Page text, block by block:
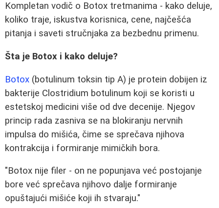
Kompletan vodič o Botox tretmanima - kako deluje,
koliko traje, iskustva korisnica, cene, najčešća
pitanja i saveti stručnjaka za bezbednu primenu.
Šta je Botox i kako deluje?
Botox (botulinum toksin tip A) je protein dobijen iz
bakterije Clostridium botulinum koji se koristi u
estetskoj medicini više od dve decenije. Njegov
princip rada zasniva se na blokiranju nervnih
impulsa do mišića, čime se sprečava njihova
kontrakcija i formiranje mimičkih bora.
"Botox nije filer - on ne popunjava već postojanje
bore već sprečava njihovo dalje formiranje
opuštajući mišiće koji ih stvaraju."